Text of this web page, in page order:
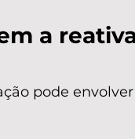
a
pode